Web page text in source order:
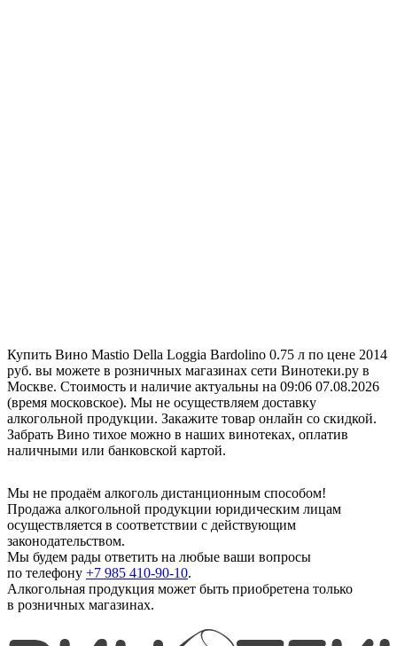
Купить Вино Mastio Della Loggia Bardolino 0.75 л по цене 2014
руб. вы можете в розничных магазинах сети Винотеки.ру в
Москве. Стоимость и наличие актуальны на 09:06 07.08.2026
(время московское). Мы не осуществляем доставку
алкогольной продукции. Закажите товар онлайн со скидкой.
Забрать Вино тихое можно в наших винотеках, оплатив
наличными или банковской картой.
Мы не продаём алкоголь дистанционным способом!
Продажа алкогольной продукции юридическим лицам
осуществляется в соответствии с действующим
законодательством.
Мы будем рады ответить на любые ваши вопросы
по телефону +7 985 410-90-10.
Алкогольная продукция может быть приобретена только
в розничных магазинах.